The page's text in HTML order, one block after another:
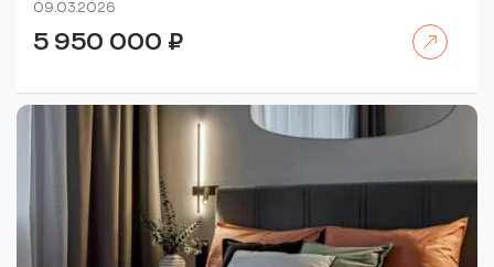
09.03.2026
5 950 000 ₽